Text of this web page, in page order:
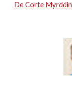
De Corte Myrddin